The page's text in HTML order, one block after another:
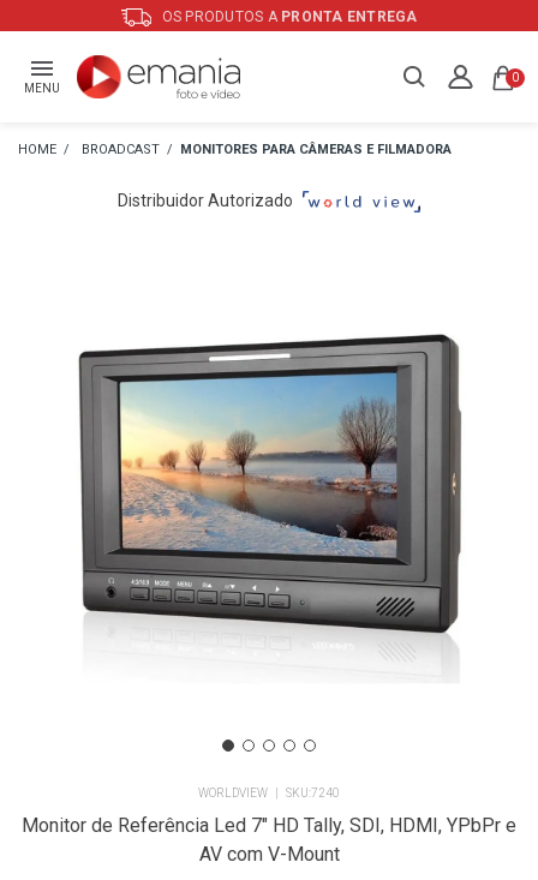
OS PRODUTOS A PRONTA ENTREGA
MENU
0
BROADCAST MONITORES PARA CÂMERAS E FILMADORA
Distribuidor Autorizado
WORLDVIEW 7240
Monitor de Referência Led 7" HD Tally, SDI, HDMI, YPbPr e
AV com V-Mount